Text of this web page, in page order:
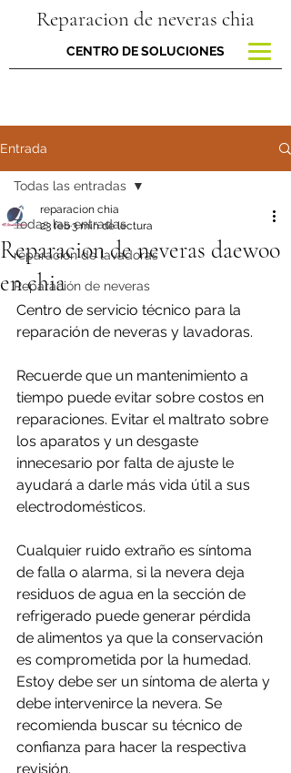
Reparacion de neveras chia
CENTRO DE SOLUCIONES
Entrada
Todas las entradas
reparacion de lavadoras
Reparación de neveras
Todas las entradas
Reparacion de neveras daewoo
en chia
reparacion chia
23 feb3 min de lectura
Centro de servicio técnico para la
reparación de neveras y lavadoras.
Recuerde que un mantenimiento a
tiempo puede evitar sobre costos en
reparaciones. Evitar el maltrato sobre
los aparatos y un desgaste
innecesario por falta de ajuste le
ayudará a darle más vida útil a sus
electrodomésticos.
Cualquier ruido extraño es síntoma
de falla o alarma, si la nevera deja
residuos de agua en la sección de
refrigerado puede generar pérdida
de alimentos ya que la conservación
es comprometida por la humedad.
Estoy debe ser un síntoma de alerta y
debe intervenirce la nevera. Se
recomienda buscar su técnico de
confianza para hacer la respectiva
revisión.